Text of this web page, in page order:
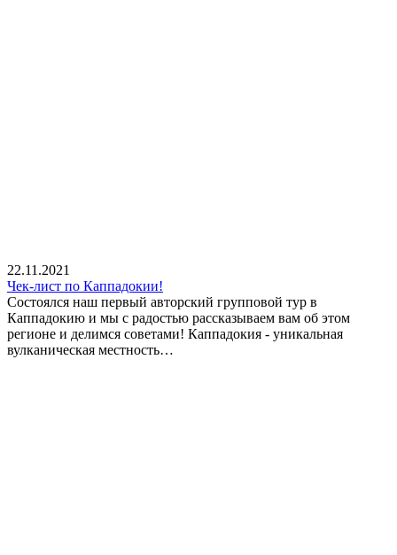
22.11.2021
Чек-лист по Каппадокии!
Состоялся наш первый авторский групповой тур в
Каппадокию и мы с радостью рассказываем вам об этом
регионе и делимся советами! Каппадокия - уникальная
вулканическая местность…